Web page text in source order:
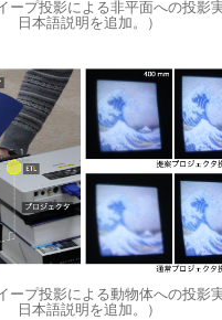
ープ投影による非平面への投影
日本語説明を追加。）
ープ投影による動物体への投影
日本語説明を追加。）